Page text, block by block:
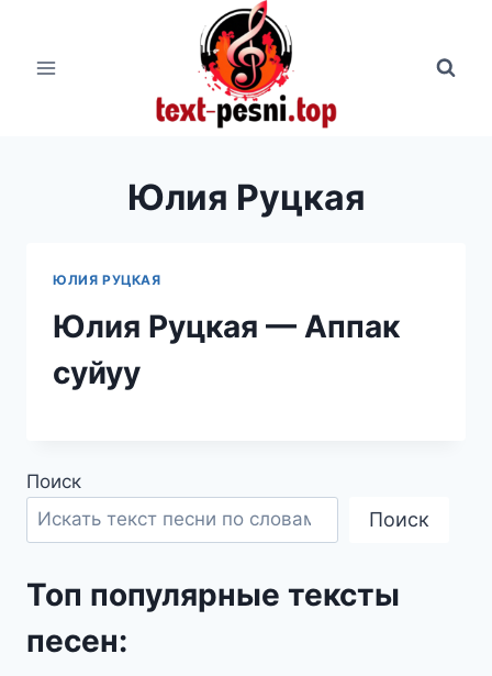
содержимому
Юлия Руцкая
ЮЛИЯ РУЦКАЯ
Юлия Руцкая — Аппак
суйуу
Поиск
Поиск
Топ популярные тексты
песен: